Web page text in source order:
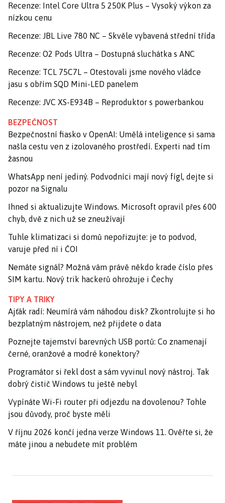
Recenze: Intel Core Ultra 5 250K Plus – Vysoký výkon za
nízkou cenu
Recenze: JBL Live 780 NC – Skvěle vybavená střední třída
Recenze: O2 Pods Ultra – Dostupná sluchátka s ANC
Recenze: TCL 75C7L – Otestovali jsme nového vládce
jasu s obřím SQD Mini-LED panelem
Recenze: JVC XS-E934B – Reproduktor s powerbankou
BEZPEČNOST
Bezpečnostní fiasko v OpenAI: Umělá inteligence si sama
našla cestu ven z izolovaného prostředí. Experti nad tím
žasnou
WhatsApp není jediný. Podvodníci mají nový fígl, dejte si
pozor na Signalu
Ihned si aktualizujte Windows. Microsoft opravil přes 600
chyb, dvě z nich už se zneužívají
Tuhle klimatizaci si domů nepořizujte: je to podvod,
varuje před ní i ČOI
Nemáte signál? Možná vám právě někdo krade číslo přes
SIM kartu. Nový trik hackerů ohrožuje i Čechy
TIPY A TRIKY
Ajťák radí: Neumírá vám náhodou disk? Zkontrolujte si ho
bezplatným nástrojem, než přijdete o data
Poznejte tajemství barevných USB portů: Co znamenají
černé, oranžové a modré konektory?
Programátor si řekl dost a sám vyvinul nový nástroj. Tak
dobrý čistič Windows tu ještě nebyl
Vypínáte Wi-Fi router při odjezdu na dovolenou? Tohle
jsou důvody, proč byste měli
V říjnu 2026 končí jedna verze Windows 11. Ověřte si, že
máte jinou a nebudete mít problém